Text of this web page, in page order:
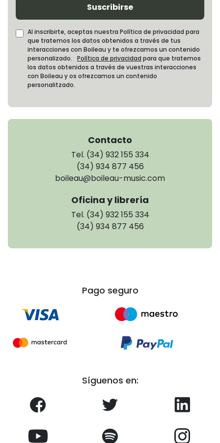
Suscribirse
Al inscribirte, aceptas nuestra Política de privacidad para
que tratemos los datos obtenidos a través de tus
interacciones con Boileau y te ofrezcamos un contenido
personalizado. Política de privacidad para que tratemos
los datos obtenidos a través de vuestras interacciones
con Boileau y os ofrezcamos un contenido
personalitzado.
Contacto
Tel. (34) 932 155 334
(34) 934 877 456
boileau@boileau-music.com
Oficina y librería
Tel. (34) 932 155 334
(34) 934 877 456
Pago seguro
Síguenos en: